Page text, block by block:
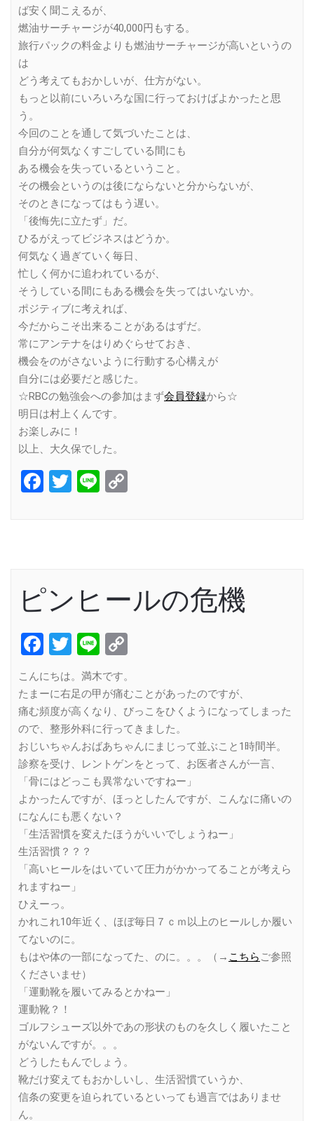
ば安く聞こえるが、
燃油サーチャージが40,000円もする。
旅行パックの料金よりも燃油サーチャージが高いというの
は
どう考えてもおかしいが、仕方がない。
もっと以前にいろいろな国に行っておけばよかったと思
う。
今回のことを通して気づいたことは、
自分が何気なくすごしている間にも
ある機会を失っているということ。
その機会というのは後にならないと分からないが、
そのときになってはもう遅い。
「後悔先に立たず」だ。
ひるがえってビジネスはどうか。
何気なく過ぎていく毎日、
忙しく何かに追われているが、
そうしている間にもある機会を失ってはいないか。
ポジティブに考えれば、
今だからこそ出来ることがあるはずだ。
常にアンテナをはりめぐらせておき、
機会をのがさないように行動する心構えが
自分には必要だと感じた。
☆RBCの勉強会への参加はまず会員登録から☆
明日は村上くんです。
お楽しみに！
以上、大久保でした。
Facebook
Twitter
Line
ピンヒールの危機
Facebook
Twitter
Line
こんにちは。満木です。
たまーに右足の甲が痛むことがあったのですが、
痛む頻度が高くなり、びっこをひくようになってしまった
ので、整形外科に行ってきました。
おじいちゃんおばあちゃんにまじって並ぶこと1時間半。
診察を受け、レントゲンをとって、お医者さんが一言、
「骨にはどっこも異常ないですねー」
よかったんですが、ほっとしたんですが、こんなに痛いの
になんにも悪くない？
「生活習慣を変えたほうがいいでしょうねー」
生活習慣？？？
「高いヒールをはいていて圧力がかかってることが考えら
れますねー」
ひえーっ。
かれこれ10年近く、ほぼ毎日７ｃｍ以上のヒールしか履い
てないのに。
もはや体の一部になってた、のに。。。（→ こちら ご参照
くださいませ）
「運動靴を履いてみるとかねー」
運動靴？！
ゴルフシューズ以外であの形状のものを久しく履いたこと
がないんですが。。。
どうしたもんでしょう。
靴だけ変えてもおかしいし、生活習慣ていうか、
信条の変更を迫られているといっても過言ではありませ
ん。